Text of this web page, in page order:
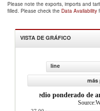
Please note the exports, imports and
filled. Please check the Data Availability
VISTA DE GRÁFICO
line
más